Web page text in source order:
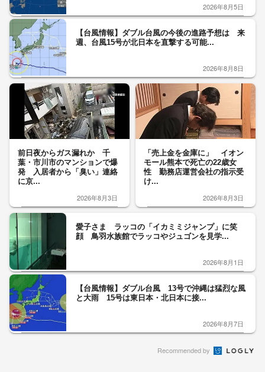
2026年8月5日
【台風情報】ダブル台風の今後の進路予想は 来
週、台風15号が北日本を直撃する可能...
2026年8月8日
前日夜からガス漏れか 千
葉・市川市のマンションで爆
発 入居者から「臭い」連絡
に京...
2026年8月3日
「売上金を金庫に」 イオン
モール熊本で死亡の22歳女
性 勤務店運営会社の指示受
け...
2026年8月3日
愛子さま ラッコの「イカミミジャンプ」に笑
顔 鳥羽水族館でラッコやジュゴンを見学...
2026年8月1日
【台風情報】ダブル台風 13号で沖縄は猛烈な風
と大雨 15号は東日本・北日本に接...
2026年8月7日
Recommended by